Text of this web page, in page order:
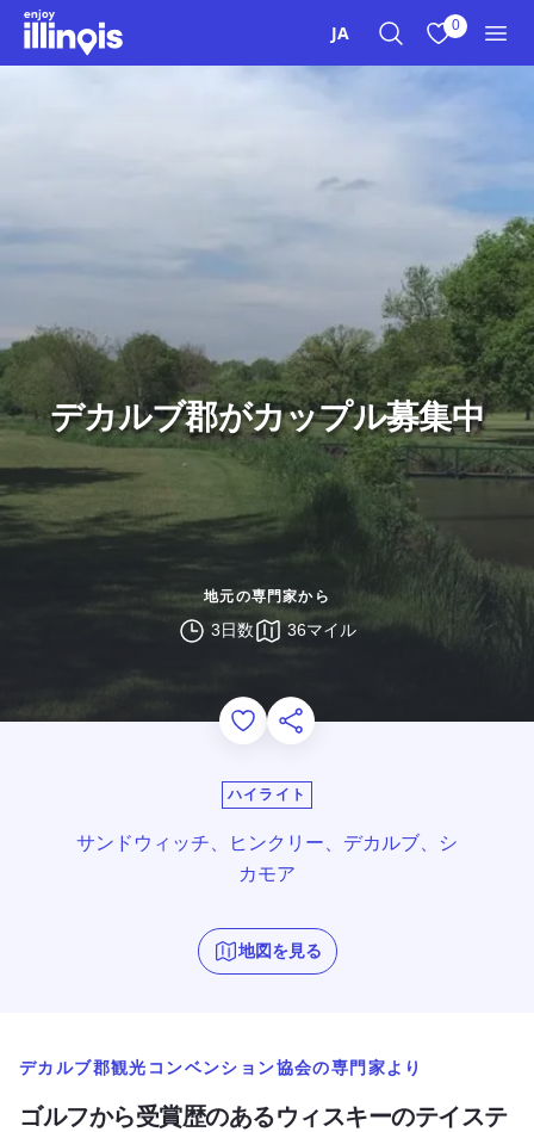
本文へスキップ
JA 0
デカルブ郡がカップル募集中
地元の専門家から
3日数 36マイル
Add to Favorites
このページを共有する
ハイライト
サンドウィッチ、ヒンクリー、デカルブ、シ
カモア
地図を見る
デカルブ郡観光コンベンション協会の専門家より
ゴルフから受賞歴のあるウィスキーのテイステ